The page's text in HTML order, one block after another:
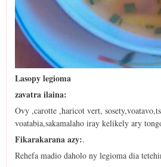
Lasopy legioma
zavatra ilaina:
Ovy ,carotte ,haricot vert,
voatabia,sakamalaho iray kelikely ary
Fikarakarana azy:.
Rehefa madio daholo ny legioma dia